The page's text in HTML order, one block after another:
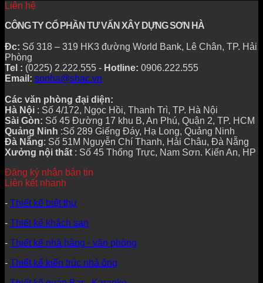
Liên hệ
CÔNG TY CỔ PHẦN TƯ VẤN XÂY DỰNG SƠN HÀ
Đc: Số 318 – 319 HK3 đường World Bank, Lê Chân, TP. Hải
Phòng
Tel : (0225) 2.222.555 - Hotline: 0906.222.555
Email: sonha@shac.vn
Các văn phòng đại diện:
Hà Nội : Số 4/172, Ngọc Hồi, Thanh Trì, TP. Hà Nội
Sài Gòn: Số 45 Đường 17 khu B, An Phú, Quận 2, TP. HCM
Quảng Ninh :Số 289 Giếng Đáy, Hạ Long, Quảng Ninh
Đà Nẵng: Số 51M Nguyễn Chí Thanh, Hải Châu, Đà Nẵng
Xưởng nội thất : Số 45 Thống Trực, Nam Sơn. Kiến An, HP
Đăng ký nhận bản tin
Liên kết nhanh
- Thiết kế biệt thự
- Thiết kế khách sạn
- Thiết kế nhà hàng - văn phòng
- Thiết kế kiến trúc nhà ống